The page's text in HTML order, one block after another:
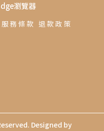
瀏覽器
服 務 條 款 退 款 政 策
Designed by